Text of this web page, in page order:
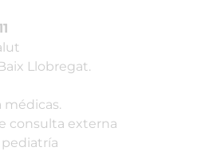
Llobregat.
consulta externa